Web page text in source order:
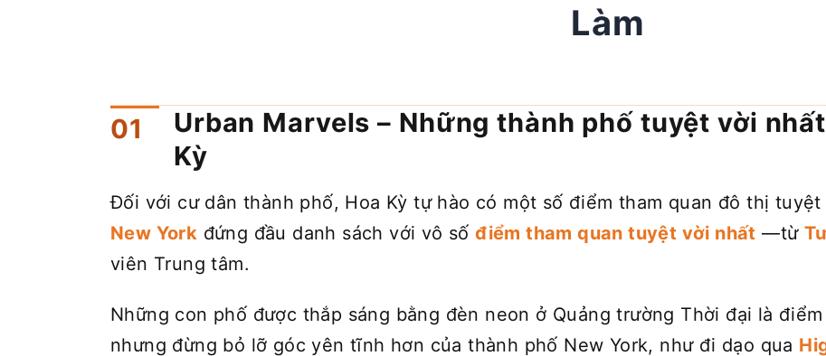
Làm
Urban Marvels – Những thành phố tuyệt vời
Kỳ
Đối với cư dân thành phố, Hoa Kỳ tự hào có một số điểm tham quan đô thị
New York đứng đầu danh sách với vô sốđiểm tham quan tuyệt vời nhất —từ
viên Trung tâm.
Những con phố được thắp sáng bằng đèn neon ở Quảng trường Thời đại là
nhưng đừng bỏ lỡ góc yên tĩnh hơn của thành phố New York, như đi dạo qua